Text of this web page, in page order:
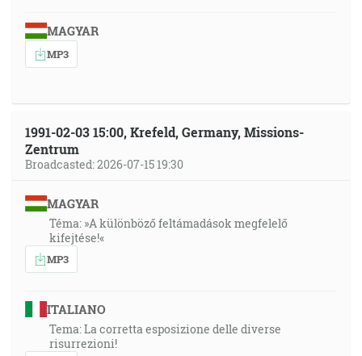
MAGYAR
MP3
1991-02-03 15:00, Krefeld, Germany, Missions-
Zentrum
Broadcasted: 2026-07-15 19:30
MAGYAR
Téma: »A különböző feltámadások megfelelő
kifejtése!«
MP3
ITALIANO
Tema: La corretta esposizione delle diverse
risurrezioni!